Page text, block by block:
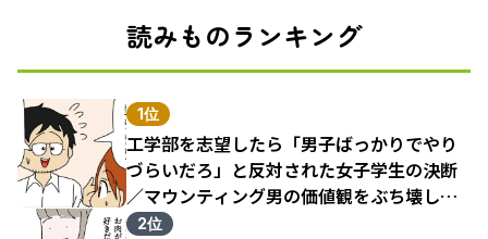
読みものランキング
1位
工学部を志望したら「男子ばっかりでやり
づらいだろ」と反対された女子学生の決断
／マウンティング男の価値観をぶち壊した
結果（1）
2位